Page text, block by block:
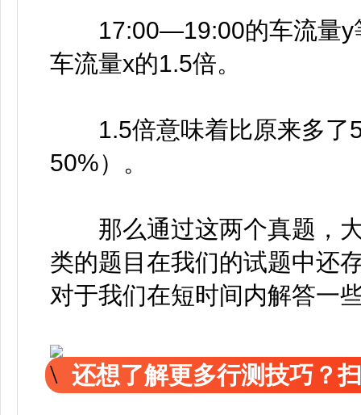
17:00—19:00的车流量y
车流量x的1.5倍。
1.5倍意味着比原来多了
50%）。
那么通过这两个真题，大
类的题目在我们的试题中还
对于我们在短时间内解答一
还想了解更多行测技巧？